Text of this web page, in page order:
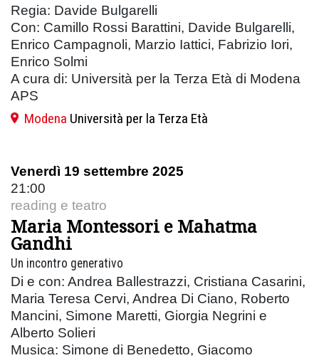
Regia: Davide Bulgarelli
Con: Camillo Rossi Barattini, Davide Bulgarelli,
Enrico Campagnoli, Marzio Iattici, Fabrizio Iori,
Enrico Solmi
A cura di: Università per la Terza Età di Modena
APS
Modena Università per la Terza Età
Venerdì 19 settembre 2025
21:00
reading e teatro
Maria Montessori e Mahatma
Gandhi
Un incontro generativo
Di e con: Andrea Ballestrazzi, Cristiana Casarini,
Maria Teresa Cervi, Andrea Di Ciano, Roberto
Mancini, Simone Maretti, Giorgia Negrini e
Alberto Solieri
Musica: Simone di Benedetto, Giacomo